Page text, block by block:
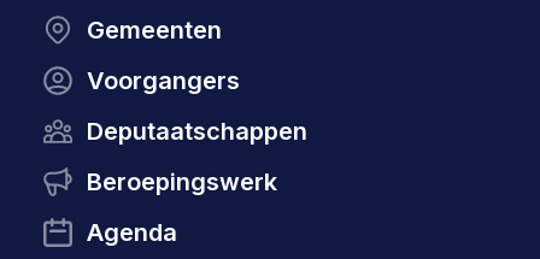
Gemeenten
Voorgangers
Deputaatschappen
Beroepingswerk
Agenda